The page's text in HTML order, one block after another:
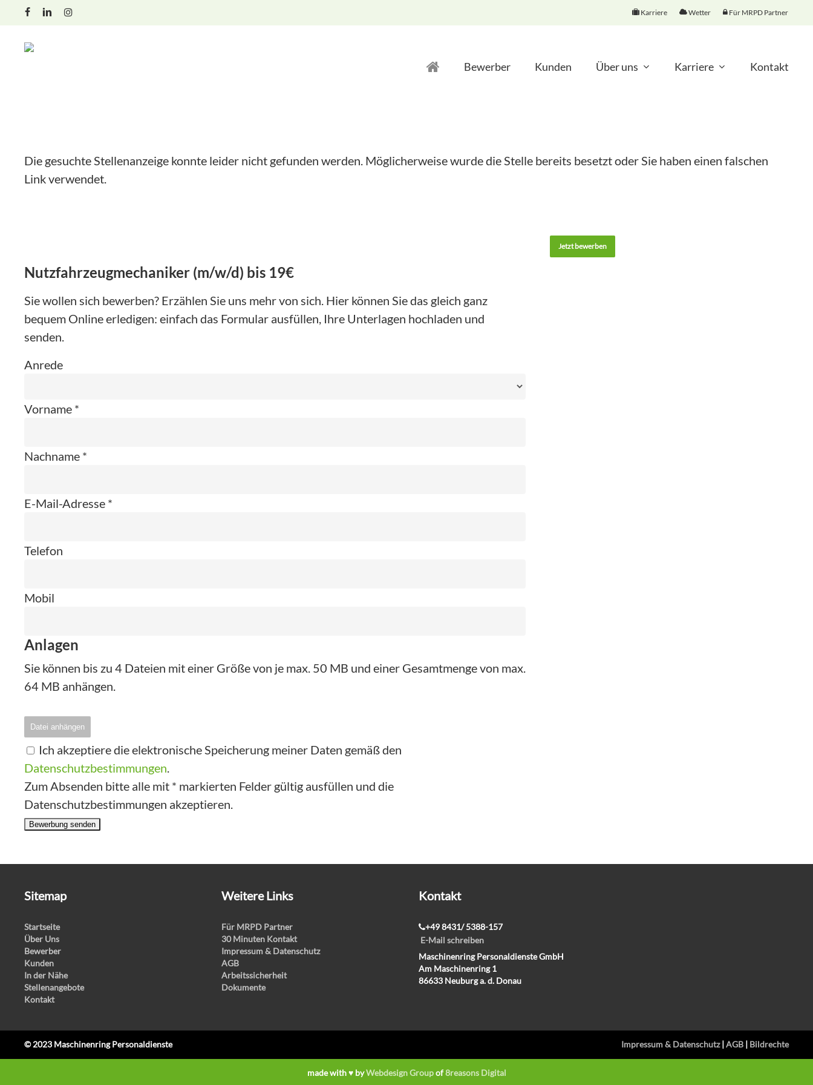
main
facebooklinkedininstagram Karriere Wetter Für MRPD Partner
Bewerber Kunden Über uns Karriere Kontakt
Die gesuchte Stellenanzeige konnte leider nicht gefunden werden. Möglicherweise wurde die Stelle bereits besetzt oder Sie haben einen falschen
Link verwendet.
Jetzt bewerben
Nutzfahrzeugmechaniker (m/w/d) bis 19€
Sie wollen sich bewerben? Erzählen Sie uns mehr von sich. Hier können Sie das gleich ganz
bequem Online erledigen: einfach das Formular ausfüllen, Ihre Unterlagen hochladen und
senden.
Anrede
Vorname *
Nachname *
E-Mail-Adresse *
Telefon
Mobil
Anlagen
Sie können bis zu 4 Dateien mit einer Größe von je max. 50 MB und einer Gesamtmenge von max.
64 MB anhängen.
Datei anhängen
Ich akzeptiere die elektronische Speicherung meiner Daten gemäß den
Datenschutzbestimmungen.
Zum Absenden bitte alle mit * markierten Felder gültig ausfüllen und die
Datenschutzbestimmungen akzeptieren.
Bewerbung senden
Sitemap
Startseite
Über Uns
Bewerber
Kunden
In der Nähe
Stellenangebote
Kontakt
Weitere Links
Für MRPD Partner
30 Minuten Kontakt
Impressum & Datenschutz
AGB
Arbeitssicherheit
Dokumente
Kontakt
+49 8431/ 5388-157
E-Mail schreiben
Maschinenring Personaldienste GmbH
Am Maschinenring 1
86633 Neuburg a. d. Donau
© 2023 Maschinenring Personaldienste Impressum & Datenschutz| AGB| Bildrechte
made with ♥ byWebdesign Groupof8reasons Digital